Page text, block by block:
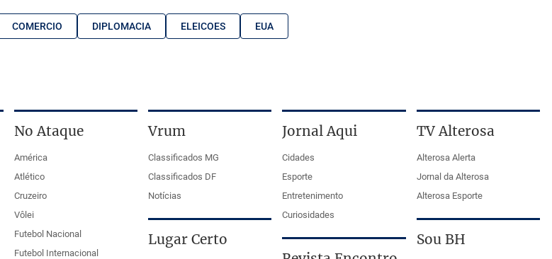
COMERCIO DIPLOMACIA ELEICOES EUA
No Ataque
América
Atlético
Cruzeiro
Vôlei
Futebol Nacional
Futebol Internacional
Vrum
Classificados MG
Classificados DF
Notícias
Lugar Certo
Jornal Aqui
Cidades
Esporte
Entretenimento
Curiosidades
TV Alterosa
Alterosa Alerta
Jornal da Alterosa
Alterosa Esporte
Sou BH